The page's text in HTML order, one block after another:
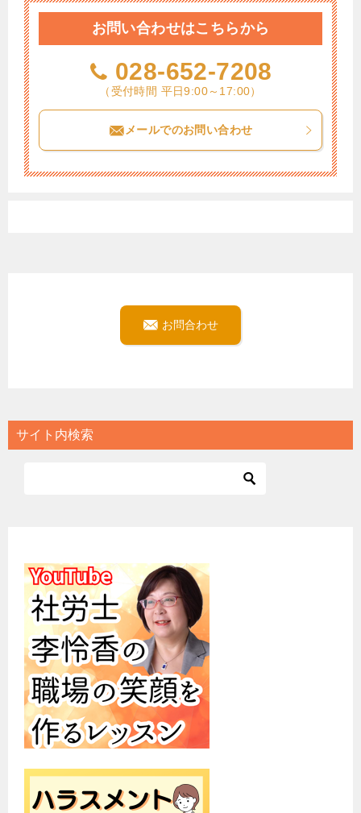
お問い合わせはこちらから
028-652-7208
（受付時間 平日9:00～17:00）
メールでのお問い合わせ
お問合わせ
サイト内検索